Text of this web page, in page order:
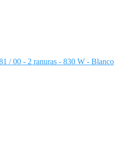
/ 00 - 2 ranuras - 830 W - Blanco